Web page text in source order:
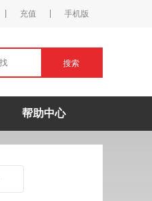
充值 手机版
搜索
帮助中心